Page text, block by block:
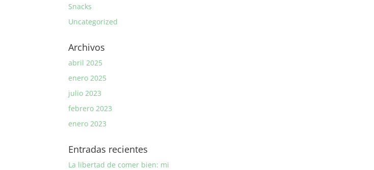
Snacks
Uncategorized
Archivos
abril 2025
enero 2025
julio 2023
febrero 2023
enero 2023
Entradas recientes
La libertad de comer bien: mi